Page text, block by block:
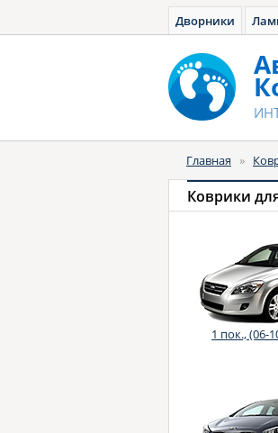
Дворники
Главная »
Коврики
1 пок., (06-